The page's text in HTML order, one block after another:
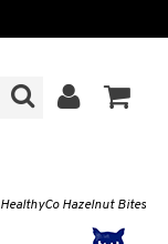
HealthyCo Hazelnut Bites